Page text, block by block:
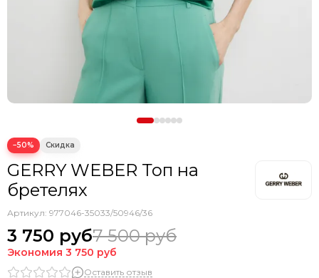
−50%
GERRY WEBER Топ на
бретелях
Артикул: 977046-35033/50946/36
3 750 руб7 500 руб
Экономия 3 750 руб
Оставить отзыв